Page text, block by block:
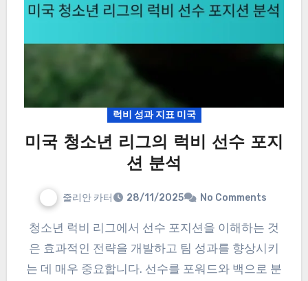
럭비 성과 지표 미국
미국 청소년 리그의 럭비 선수 포지
션 분석
줄리안 카터 28/11/2025 No Comments
청소년 럭비 리그에서 선수 포지션을 이해하는 것
은 효과적인 전략을 개발하고 팀 성과를 향상시키
는 데 매우 중요합니다. 선수를 포워드와 백으로 분